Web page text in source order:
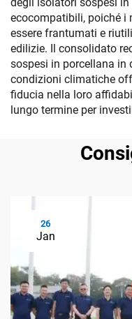
ecocompatibili, poiché i
essere frantumati e
edilizie. Il consolidato
sospesi in porcellana in
condizioni climatiche
fiducia nella loro
lungo termine per
26
Jan